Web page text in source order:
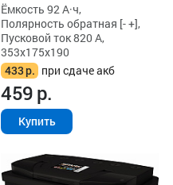
Ёмкость 92 А·ч,
Полярность обратная [- +],
Пусковой ток 820 А,
353x175x190
433р. при сдаче акб
459р.
Купить